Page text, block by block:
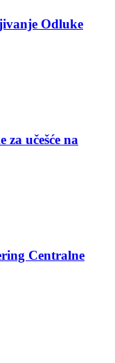
Odluke
učešće na
Centralne